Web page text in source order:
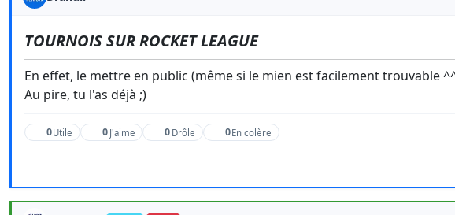
TOURNOIS SUR ROCKET LEAGUE
En effet, le mettre en public (même si le mien est facilement trouvable
Au pire, tu l'as déjà ;)
0Utile 0 J'aime 0 Drôle 0En colère